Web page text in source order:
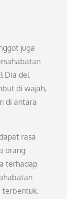
juga
Dia del
di wajah,
di antara
rasa
orang
terhadap
terbentuk.